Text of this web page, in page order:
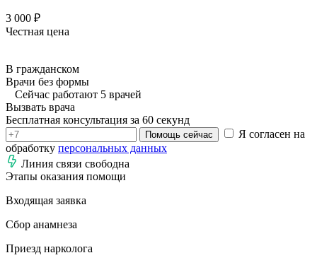
3 000 ₽
Честная цена
В гражданском
Врачи без формы
Сейчас работают 5 врачей
Вызвать врача
Бесплатная консультация за 60 секунд
Помощь сейчас
Я согласен на
обработку персональных данных
Линия связи свободна
Этапы оказания помощи
Входящая заявка
Сбор анамнеза
Приезд нарколога